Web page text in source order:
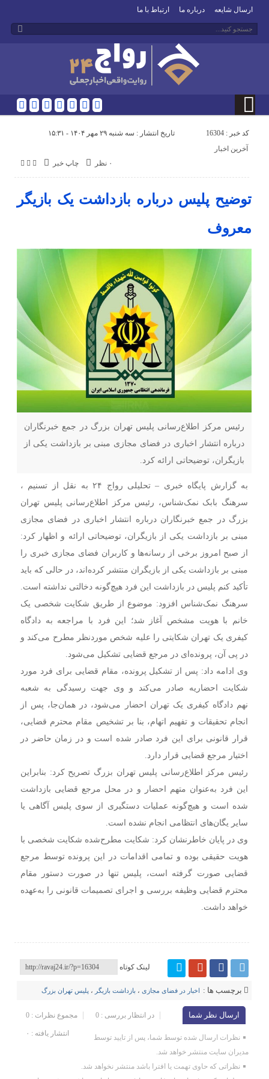
ارسال شایعه درباره ما ارتباط با ما
کد خبر : 16304 تاریخ انتشار : سه شنبه ۲۹ مهر ۱۴۰۴ - ۱۵:۳۱
چاپ خبر ۰ نظر
آخرین اخبار
توضیح پلیس درباره بازداشت یک بازیگر
معروف
رئیس مرکز اطلاع‌رسانی پلیس تهران بزرگ در جمع خبرنگاران
درباره انتشار اخباری در فضای مجازی مبنی بر بازداشت یکی از
بازیگران، توضیحاتی ارائه کرد.
به گزارش پایگاه خبری – تحلیلی رواج ۲۴ به نقل از تسنیم ،
سرهنگ بابک نمک‌شناس، رئیس مرکز اطلاع‌رسانی پلیس تهران
بزرگ در جمع خبرنگاران درباره انتشار اخباری در فضای مجازی
مبنی بر بازداشت یکی از بازیگران، توضیحاتی ارائه و اظهار کرد:
از صبح امروز برخی از رسانه‌ها و کاربران فضای مجازی خبری را
مبنی بر بازداشت یکی از بازیگران منتشر کرده‌اند، در حالی که باید
تأکید کنم پلیس در بازداشت این فرد هیچ‌گونه دخالتی نداشته است.
سرهنگ نمک‌شناس افزود: موضوع از طریق شکایت شخصی یک
خانم با هویت مشخص آغاز شد؛ این فرد با مراجعه به دادگاه
کیفری یک تهران شکایتی را علیه شخص موردنظر مطرح می‌کند و
در پی آن، پرونده‌ای در مرجع قضایی تشکیل می‌شود.
وی ادامه داد: پس از تشکیل پرونده، مقام قضایی برای فرد مورد
شکایت احضاریه صادر می‌کند و وی جهت رسیدگی به شعبه
نهم دادگاه کیفری یک تهران احضار می‌شود، در همان‌جا، پس از
انجام تحقیقات و تفهیم اتهام، بنا بر تشخیص مقام محترم قضایی،
قرار قانونی برای این فرد صادر شده است و در زمان حاضر در
اختیار مرجع قضایی قرار دارد.
رئیس مرکز اطلاع‌رسانی پلیس تهران بزرگ تصریح کرد: بنابراین
این فرد به‌عنوان متهم احضار و در محل مرجع قضایی بازداشت
شده است و هیچ‌گونه عملیات دستگیری از سوی پلیس آگاهی یا
سایر یگان‌های انتظامی انجام نشده است.
وی در پایان خاطرنشان کرد: شکایت مطرح‌شده شکایت شخصی با
هویت حقیقی بوده و تمامی اقدامات در این پرونده توسط مرجع
قضایی صورت گرفته است، پلیس تنها در صورت دستور مقام
محترم قضایی وظیفه بررسی و اجرای تصمیمات قانونی را به‌عهده
خواهد داشت.
لینک کوتاه
برچسب ها : اخبار در فضای مجازی ، بازداشت بازیگر ، پلیس تهران بزرگ
ارسال نظر شما مجموع نظرات : 0 در انتظار بررسی : 0
انتشار یافته : ۰
نظرات ارسال شده توسط شما، پس از تایید توسط
مدیران سایت منتشر خواهد شد.
نظراتی که حاوی تهمت یا افترا باشد منتشر نخواهد شد.